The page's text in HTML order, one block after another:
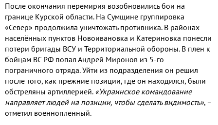
После окончания перемирия возобновились бои на
границе Курской области. На Сумщине группировка
«Север» продолжила уничтожать противника. В районах
населённых пунктов Новоивановка и Катериновка понесли
потери бригады ВСУ и Территориальной обороны. В плен к
бойцам ВС РФ попал Андрей Миронов из 5-го
пограничного отряда.Уйти из подразделения он решил
после того, как прежние позиции, где он находился, были
обстреляны артиллерией. «Украинское командование
направляет людей на позиции, чтобы сделать видимость», –
отметил военнопленный.